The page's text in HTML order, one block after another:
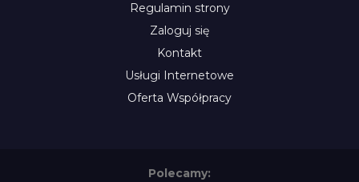
Regulamin strony
Zaloguj się
Kontakt
Usługi Internetowe
Oferta Współpracy
Polecamy: